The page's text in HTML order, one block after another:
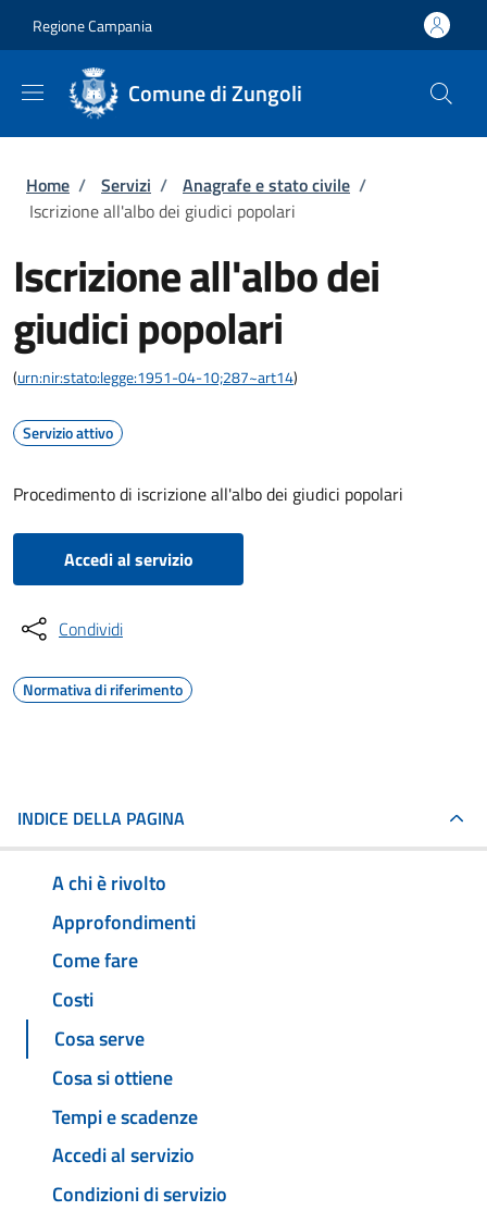
Regione Campania
Comune di Zungoli
Briciole di pane
Home / Servizi / Anagrafe e stato civile /
Iscrizione all'albo dei giudici popolari
Iscrizione all'albo dei
giudici popolari
(urn:nir:stato:legge:1951-04-10;287~art14)
Servizio attivo
Procedimento di iscrizione all'albo dei giudici popolari
Accedi al servizio
Condividi
Normativa di riferimento
INDICE DELLA PAGINA
A chi è rivolto
Approfondimenti
Come fare
Costi
Cosa serve
Cosa si ottiene
Tempi e scadenze
Accedi al servizio
Condizioni di servizio